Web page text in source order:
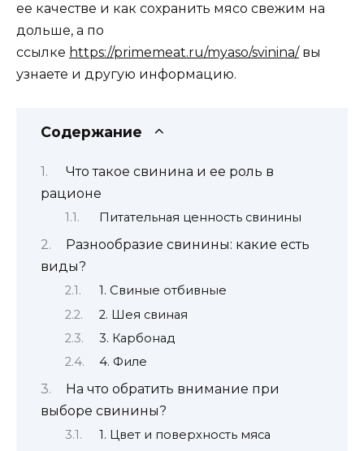
ее качестве и как сохранить мясо свежим на
дольше, а по
ссылке https://primemeat.ru/myaso/svinina/вы
узнаете и другую информацию.
Содержание
Что такое свинина и ее роль в
рационе
Питательная ценность свинины
Разнообразие свинины: какие есть
виды?
1. Свиные отбивные
2. Шея свиная
3. Карбонад
4. Филе
На что обратить внимание при
выборе свинины?
1. Цвет и поверхность мяса